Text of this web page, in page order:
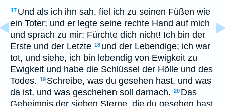
17 Und als ich ihn sah, fiel ich zu seinen Füßen wie
ein Toter; und er legte seine rechte Hand auf mich
und sprach zu mir: Fürchte dich nicht! Ich bin der
Erste und der Letzte 18 und der Lebendige; ich war
tot, und siehe, ich bin lebendig von Ewigkeit zu
Ewigkeit und habe die Schlüssel der Hölle und des
Todes. 19 Schreibe, was du gesehen hast, und was
da ist, und was geschehen soll darnach. 20 Das
Geheimnis der sieben Sterne, die du gesehen hast